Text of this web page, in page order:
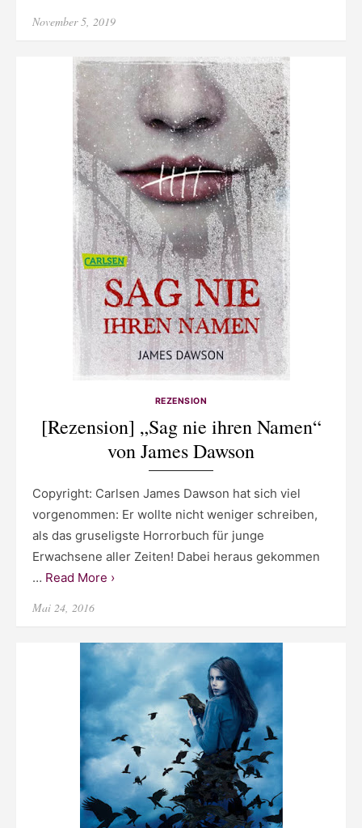
Posted
November 5, 2019
REZENSION
[Rezension] „Sag nie ihren Namen“
von James Dawson
Copyright: Carlsen James Dawson hat sich viel
vorgenommen: Er wollte nicht weniger schreiben,
als das gruseligste Horrorbuch für junge
Erwachsene aller Zeiten! Dabei heraus gekommen
… Read More ›
Posted
Mai 24, 2016